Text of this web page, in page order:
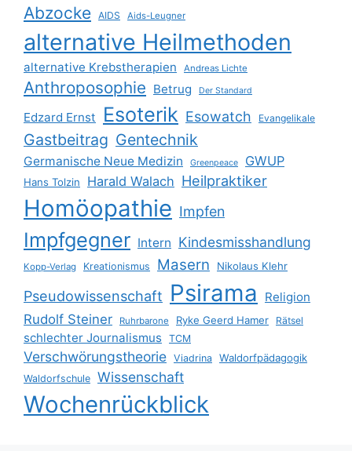
Abzocke AIDS Aids-Leugner
alternative Heilmethoden
alternative Krebstherapien Andreas Lichte
Anthroposophie Betrug Der Standard
Edzard Ernst Esoterik Esowatch Evangelikale
Gastbeitrag Gentechnik
Germanische Neue Medizin Greenpeace GWUP
Hans Tolzin Harald Walach Heilpraktiker
Homöopathie Impfen
Impfgegner Intern Kindesmisshandlung
Kopp-Verlag Kreationismus Masern Nikolaus Klehr
Pseudowissenschaft Psirama Religion
Rudolf Steiner Ruhrbarone Ryke Geerd Hamer Rätsel
schlechter Journalismus TCM
Verschwörungstheorie Viadrina Waldorfpädagogik
Waldorfschule Wissenschaft
Wochenrückblick